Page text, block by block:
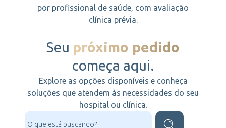
por profissional de saúde, com avaliação
clínica prévia.
Seu próximo pedido
começa aqui.
Explore as opções disponíveis e conheça
soluções que atendem às necessidades do seu
hospital ou clínica.